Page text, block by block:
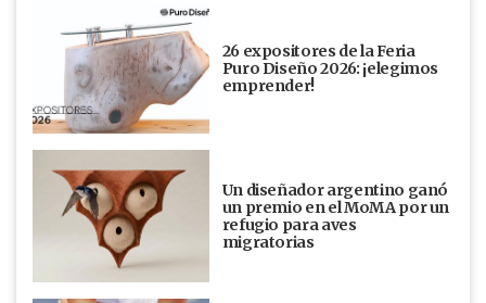
26 expositores de la Feria
Puro Diseño 2026: ¡elegimos
emprender!
Un diseñador argentino ganó
un premio en el MoMA por un
refugio para aves
migratorias